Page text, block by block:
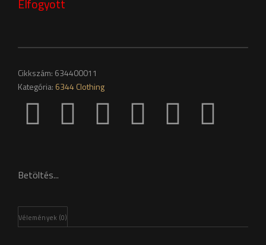
Elfogyott
Cikkszám: 634400011
Kategória: 6344 Clothing
Betöltés...
Vélemények (0)